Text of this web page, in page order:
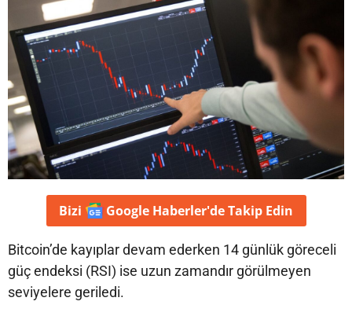
Bizi Google Haberler'deTakip Edin
Bitcoin’de kayıplar devam ederken 14 günlük göreceli
güç endeksi (RSI) ise uzun zamandır görülmeyen
seviyelere geriledi.